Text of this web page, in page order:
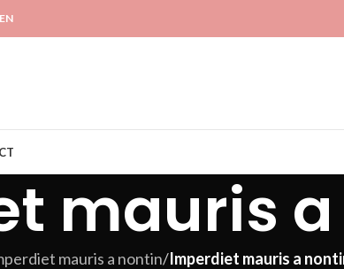
mauris
mauris a nontin/Imperdiet mauris a